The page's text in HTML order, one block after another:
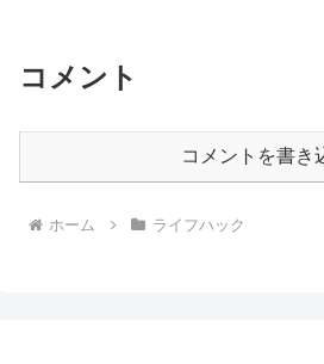
コメント
コメントを書き
ホーム ライフハック